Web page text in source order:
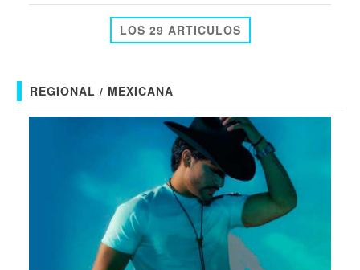
LOS 29 ARTICULOS
REGIONAL / MEXICANA